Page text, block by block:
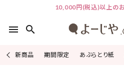
10,000円(税込)以上の
menu search
新商品 期間限定 あぶらとり紙